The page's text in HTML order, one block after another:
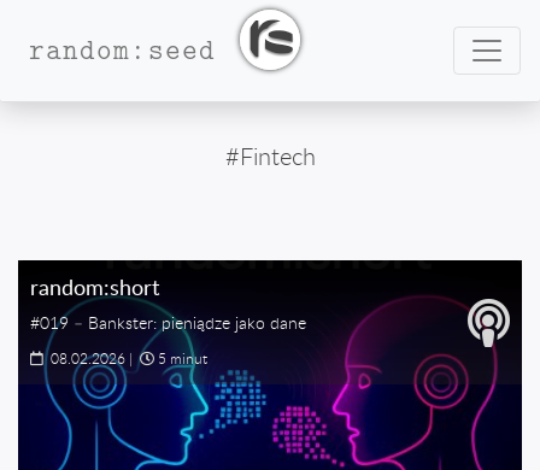
random:seed
#Fintech
random:short
#019 – Bankster: pieniądze jako dane
08.02.2026 | 5 minut